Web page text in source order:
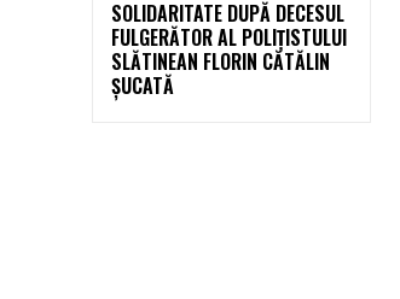
SOLIDARITATE DUPĂ DECESUL
FULGERĂTOR AL POLIȚISTULUI
SLĂTINEAN FLORIN CĂTĂLIN
ȘUCATĂ